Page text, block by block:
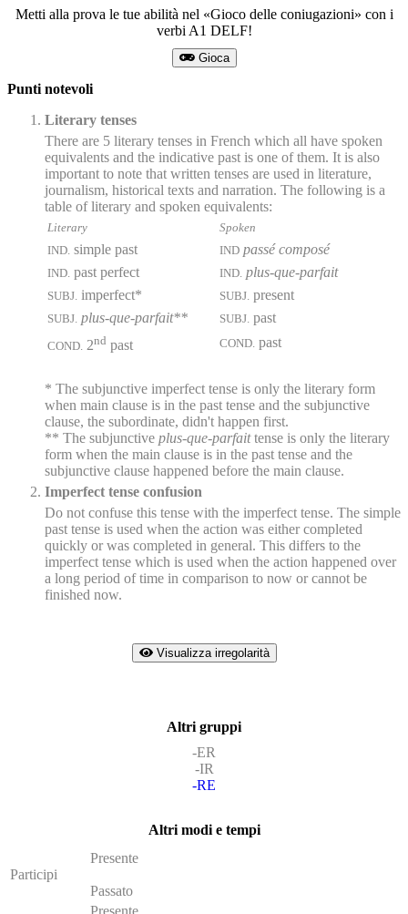
Metti alla prova le tue abilità nel «Gioco delle coniugazioni» con i
verbi A1 DELF!
Gioca
Punti notevoli
Literary tenses
There are 5 literary tenses in French which all have spoken
equivalents and the indicative past is one of them. It is also
important to note that written tenses are used in literature,
journalism, historical texts and narration. The following is a
table of literary and spoken equivalents:
Literary
Spoken
IND. simple past IND passé composé
IND. past perfect IND. plus-que-parfait
SUBJ. imperfect* SUBJ. present
SUBJ. plus-que-parfait** SUBJ. past
COND. 2nd past COND. past
* The subjunctive imperfect tense is only the literary form
when main clause is in the past tense and the subjunctive
clause, the subordinate, didn't happen first.
** The subjunctive plus-que-parfaittense is only the literary
form when the main clause is in the past tense and the
subjunctive clause happened before the main clause.
Imperfect tense confusion
Do not confuse this tense with the imperfect tense. The simple
past tense is used when the action was either completed
quickly or was completed in general. This differs to the
imperfect tense which is used when the action happened over
a long period of time in comparison to now or cannot be
finished now.
Visualizza irregolarità
Altri gruppi
-ER
-IR
-RE
Altri modi e tempi
Participi
Presente
Passato
Presente